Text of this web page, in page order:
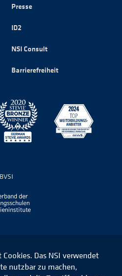
Presse
ID2
NSI Consult
Barrierefreiheit
Das NSI verwendet
nutzbar zu machen,